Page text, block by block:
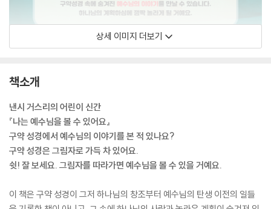
상세 이미지 더보기
책소개
낸시 거스리의 어린이 신간
『나는 예수님을 볼 수 있어요』
구약 성경에서 예수님의 이야기를 본 적 있나요?
구약 성경은 그림자로 가득 차 있어요.
쉿! 잘 보세요. 그림자를 따라가면 예수님을 볼 수 있을 거예요.
이 책은 구약 성경이 그저 하나님의 창조부터 예수님의 탄생 이전의 일들